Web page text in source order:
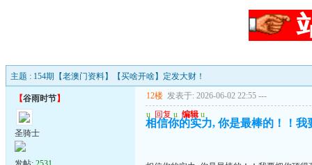
主题 : 154期【老澳门资料】【买啥开啥】定发大财！
【谷雨时节】
圣骑士
12楼 发表于: 2026-06-02 22:55 ---
u 回复 u 编辑 u
相信你的实力, 你是最棒的！！我